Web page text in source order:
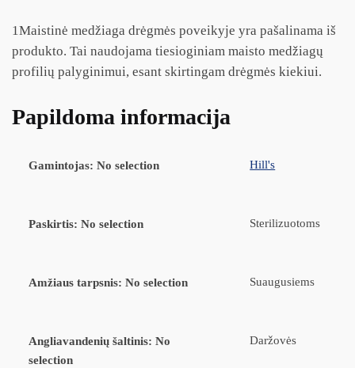
1Maistinė medžiaga drėgmės poveikyje yra pašalinama iš
produkto. Tai naudojama tiesioginiam maisto medžiagų
profilių palyginimui, esant skirtingam drėgmės kiekiui.
Papildoma informacija
Gamintojas: No selection Hill's
Paskirtis: No selection Sterilizuotoms
Amžiaus tarpsnis: No selection Suaugusiems
Angliavandenių šaltinis: No
selection
Daržovės